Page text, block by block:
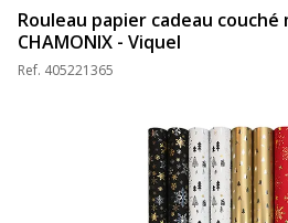
Rouleau papier cadeau couché
CHAMONIX - Viquel
Ref. 405221365